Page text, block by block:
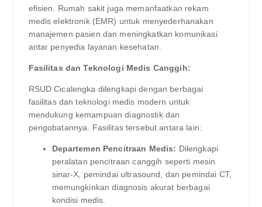
efisien. Rumah sakit juga memanfaatkan rekam
medis elektronik (EMR) untuk menyederhanakan
manajemen pasien dan meningkatkan komunikasi
antar penyedia layanan kesehatan.
Fasilitas dan Teknologi Medis Canggih:
RSUD Cicalengka dilengkapi dengan berbagai
fasilitas dan teknologi medis modern untuk
mendukung kemampuan diagnostik dan
pengobatannya. Fasilitas tersebut antara lain:
Departemen Pencitraan Medis: Dilengkapi
peralatan pencitraan canggih seperti mesin
sinar-X, pemindai ultrasound, dan pemindai CT,
memungkinkan diagnosis akurat berbagai
kondisi medis.